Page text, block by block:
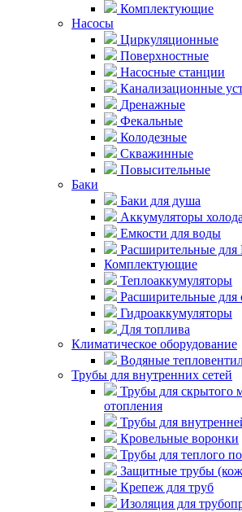
Комплектующие
Насосы
Циркуляционные
Поверхностные
Насосные станции
Канализационные
Дренажные
Фекальные
Колодезные
Скважинные
Повысительные
Баки
Баки для душа
Аккумуляторы холода
Емкости для воды
Расширительные
Комплектующие
Теплоаккумуляторы
Расширительные для
Гидроаккумуляторы
Для топлива
Климатическое оборудование
Водяные
Трубы для внутренних сетей
Трубы для скрытого
отопления
Трубы для
Кровельные воронки
Трубы для теплого
Защитные трубы
Крепеж для труб
Изоляция для